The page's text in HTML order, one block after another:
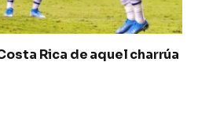
Rica de aquel charrúa